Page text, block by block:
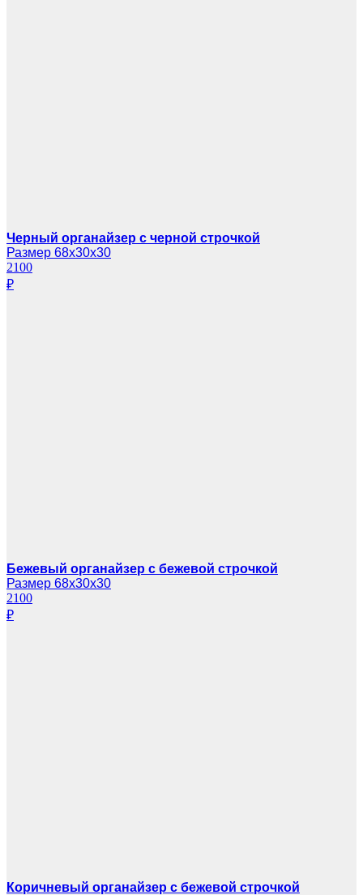
Черный органайзер с черной строчкой
Размер 68х30х30
2100
₽
Бежевый органайзер с бежевой строчкой
Размер 68х30х30
2100
₽
Коричневый органайзер с бежевой строчкой